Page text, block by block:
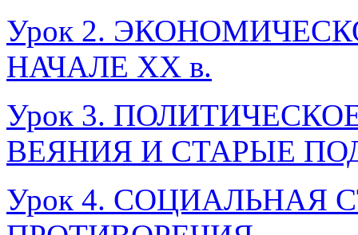
Урок 2.
НАЧАЛЕ XX в.
Урок 3.
ВЕЯНИЯ И СТАРЫЕ
Урок 4. СОЦИАЛЬНАЯ